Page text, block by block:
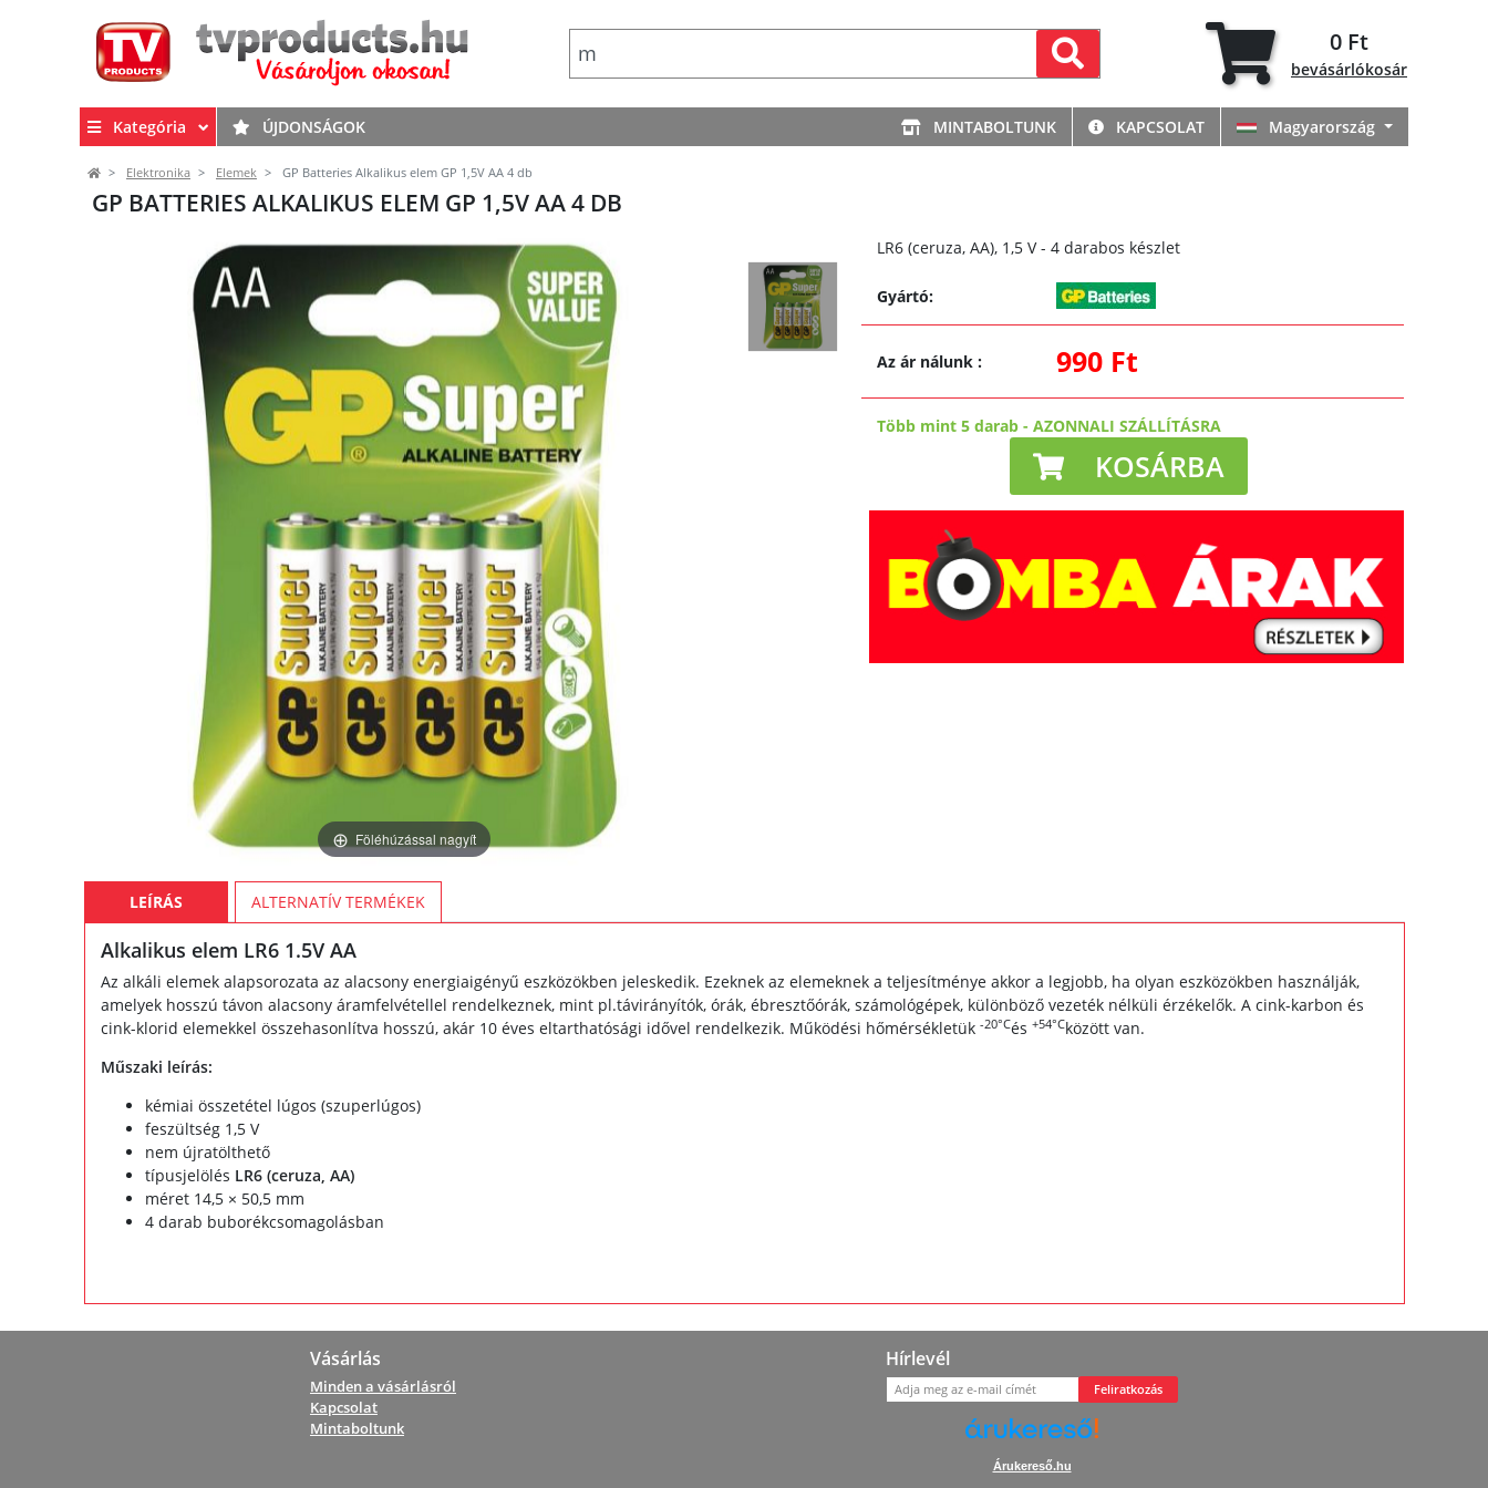
0 Ft
bevásárlókosár
Kategória ÚJDONSÁGOK MINTABOLTUNK KAPCSOLAT Magyarország
Elektronika Elemek GP Batteries Alkalikus elem GP 1,5V AA 4 db
GP BATTERIES ALKALIKUS ELEM GP 1,5V AA 4 DB
Föléhúzással nagyít
LR6 (ceruza, AA), 1,5 V - 4 darabos készlet
Gyártó:
Az ár nálunk: 990 Ft
Több mint 5 darab -AZONNALI SZÁLLÍTÁSRA
KOSÁRBA
LEÍRÁS ALTERNATÍV TERMÉKEK
Alkalikus elem LR6 1.5V AA
Az alkáli elemek alapsorozata az alacsony energiaigényű eszközökben jeleskedik. Ezeknek az elemeknek a teljesítménye akkor a legjobb, ha olyan eszközökben használják,
amelyek hosszú távon alacsony áramfelvétellel rendelkeznek, mint pl.távirányítók, órák, ébresztőórák, számológépek, különböző vezeték nélküli érzékelők. A cink-karbon és
cink-klorid elemekkel összehasonlítva hosszú, akár 10 éves eltarthatósági idővel rendelkezik. Működési hőmérsékletük -20°Cés +54°Cközött van.
Műszaki leírás:
kémiai összetétel lúgos (szuperlúgos)
feszültség 1,5 V
nem újratölthető
típusjelölés LR6 (ceruza, AA)
méret 14,5 × 50,5 mm
4 darab buborékcsomagolásban
Vásárlás
Minden a vásárlásról
Kapcsolat
Mintaboltunk
Hírlevél
Feliratkozás
Árukereső.hu